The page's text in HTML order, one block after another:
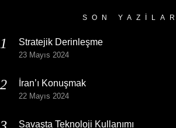
SON YAZILAR
Stratejik Derinleşme
23 Mayıs 2024
İran’ı Konuşmak
22 Mayıs 2024
Savaşta Teknoloji Kullanımı